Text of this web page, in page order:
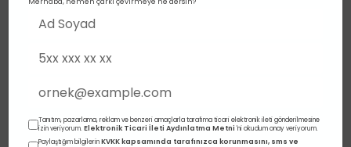
Tanıtım, pazarlama, reklam ve benzeri amaçlarla tarafıma ticari elektronik ileti gönderilmesine
izin veriyorum.Elektronik Ticari İleti Aydınlatma Metni 'ni okudum onay veriyorum.
Paylaştığım bilgilerinKVKK kapsamında tarafınızca korunmasını, sms ve